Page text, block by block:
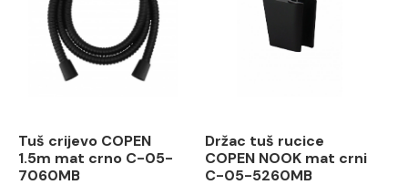
Tuš crijevo COPEN
1.5m mat crno C-05-
7060MB
Držac tuš rucice
COPEN NOOK mat crni
C-05-5260MB